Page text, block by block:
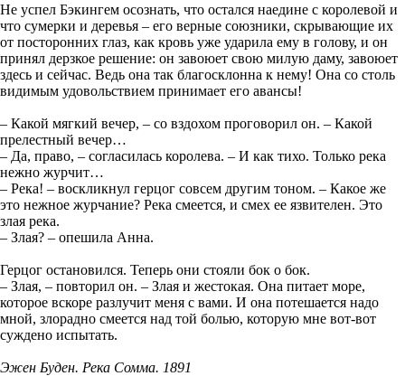
Не успел Бэкингем осознать, что остался наедине с королевой и
что сумерки и деревья – его верные союзники, скрывающие их
от посторонних глаз, как кровь уже ударила ему в голову, и он
принял дерзкое решение: он завоюет свою милую даму, завоюет
здесь и сейчас. Ведь она так благосклонна к нему! Она со столь
видимым удовольствием принимает его авансы!
– Какой мягкий вечер, – со вздохом проговорил он. – Какой
прелестный вечер…
– Да, право, – согласилась королева. – И как тихо. Только река
нежно журчит…
– Река! – воскликнул герцог совсем другим тоном. – Какое же
это нежное журчание? Река смеется, и смех ее язвителен. Это
злая река.
– Злая? – опешила Анна.
Герцог остановился. Теперь они стояли бок о бок.
– Злая, – повторил он. – Злая и жестокая. Она питает море,
которое вскоре разлучит меня с вами. И она потешается надо
мной, злорадно смеется над той болью, которую мне вот-вот
суждено испытать.
Эжен Буден. Река Сомма. 1891